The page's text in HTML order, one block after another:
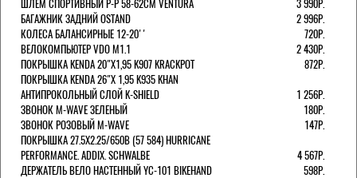
ШЛЕМ СПОРТИВНЫЙ Р-Р 58-62СМ VENTURA
3 990Р.
БАГАЖНИК ЗАДНИЙ OSTAND
2 996Р.
КОЛЕСА БАЛАНСИРНЫЕ 12-20''
720Р.
ВЕЛОКОМПЬЮТЕР VDO M1.1
2 430Р.
ПОКРЫШКА KENDA 20"Х1,95 K907 KRACKPOT
872Р.
ПОКРЫШКА KENDA 26"Х 1,95 K935 KHAN
АНТИПРОКОЛЬНЫЙ СЛОЙ K-SHIELD
1 256Р.
ЗВОНОК M-WAVE ЗЕЛЕНЫЙ
180Р.
ЗВОНОК РОЗОВЫЙ M-WAVE
147Р.
ПОКРЫШКА 27.5X2.25/650B (57 584) HURRICANE
PERFORMANCE. ADDIX. SCHWALBE
4 567Р.
ДЕРЖАТЕЛЬ ВЕЛО НАСТЕННЫЙ YC-101 BIKEHAND
598Р.